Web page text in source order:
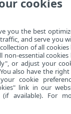
VPN
cookies
you the best
and serve you
of all cookies
non-essential cookies
or adjust your
also have the
cookie
link in our
available). For